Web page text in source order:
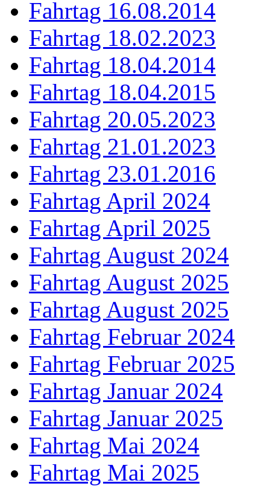
Fahrtag 16.08.2014
Fahrtag 18.02.2023
Fahrtag 18.04.2014
Fahrtag 18.04.2015
Fahrtag 20.05.2023
Fahrtag 21.01.2023
Fahrtag 23.01.2016
Fahrtag April 2024
Fahrtag April 2025
Fahrtag August 2024
Fahrtag August 2025
Fahrtag August 2025
Fahrtag Februar 2024
Fahrtag Februar 2025
Fahrtag Januar 2024
Fahrtag Januar 2025
Fahrtag Mai 2024
Fahrtag Mai 2025